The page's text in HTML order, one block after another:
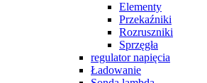
Elementy
Przekaźniki
Rozruszniki
Sprzęgła
regulator napięcia
Ładowanie